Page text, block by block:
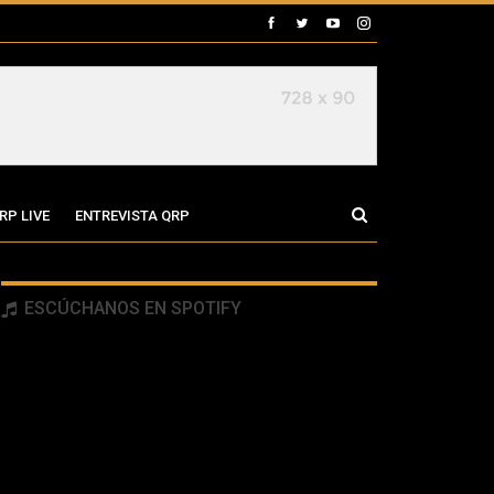
LIVE ENTREVISTA QRP
ESCÚCHANOS EN SPOTIFY